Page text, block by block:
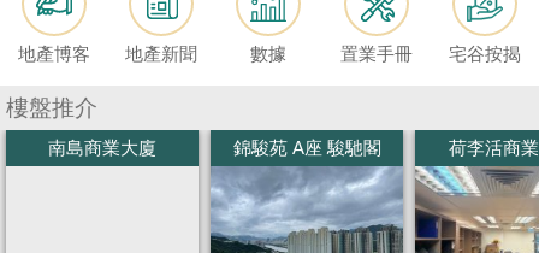
揭
地
產
博
客
地產博客 地產新聞 數據 置業手冊 宅谷按揭
樓盤推介
南島商業大廈 錦駿苑 A座 駿馳閣 荷李活商